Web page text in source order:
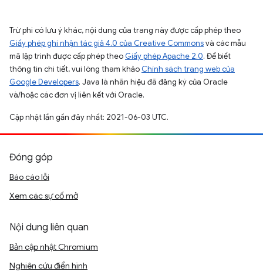
Trừ phi có lưu ý khác, nội dung của trang này được cấp phép theo
Giấy phép ghi nhận tác giả 4.0 của Creative Commonsvà các mẫu
mã lập trình được cấp phép theo Giấy phép Apache 2.0. Để biết
thông tin chi tiết, vui lòng tham khảo Chính sách trang web của
Google Developers. Java là nhãn hiệu đã đăng ký của Oracle
và/hoặc các đơn vị liên kết với Oracle.
Cập nhật lần gần đây nhất: 2021-06-03 UTC.
Đóng góp
Báo cáo lỗi
Xem các sự cố mở
Nội dung liên quan
Bản cập nhật Chromium
Nghiên cứu điển hình